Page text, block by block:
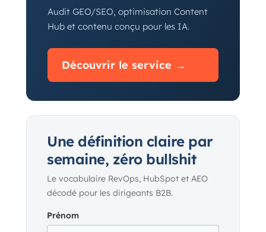
Audit GEO/SEO, optimisation Content
Hub et contenu conçu pour les IA.
Découvrir le service →
Une définition claire par
semaine, zéro bullshit
Le vocabulaire RevOps, HubSpot et AEO
décodé pour les dirigeants B2B.
Prénom